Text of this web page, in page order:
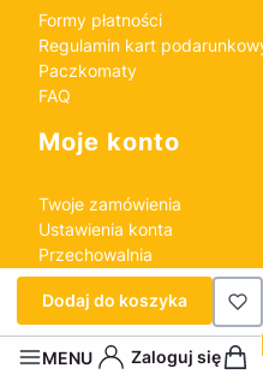
Formy płatności
Regulamin kart
Paczkomaty
FAQ
Moje konto
Twoje zamówienia
Ustawienia konta
Przechowalnia
Sklep
Dodaj do koszyka
MENU Zaloguj się